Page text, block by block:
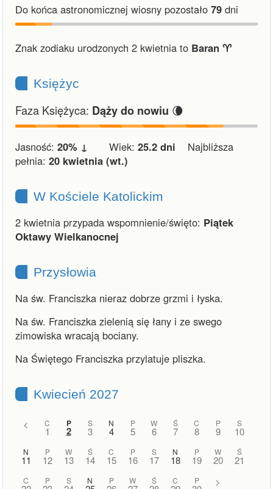
Do końca astronomicznej wiosny pozostało 79 dni
Znak zodiaku urodzonych 2 kwietnia to Baran ♈︎
Księżyc
Faza Księżyca: Dąży do nowiu 🌘
Jasność: 20% ↓ Wiek: 25.2 dni Najbliższa
pełnia: 20 kwietnia (wt.)
W Kościele Katolickim
2 kwietnia przypada wspomnienie/święto: Piątek
Oktawy Wielkanocnej
Przysłowia
Na św. Franciszka nieraz dobrze grzmi i łyska.
Na św. Franciszka zielenią się łany i ze swego
zimowiska wracają bociany.
Na Świętego Franciszka przylatuje pliszka.
Kwiecień 2027
< C
1
P
2
S
3
N
4
P
5
W
6
Ś
7
C
8
P
9
S
10
N
11
P
12
W
13
Ś
14
C
15
P
16
S
17
N
18
P
19
W
20
Ś
21
C P S N P W Ś C P >